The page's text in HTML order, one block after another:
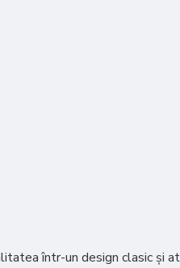
într-un design clasic și